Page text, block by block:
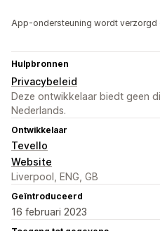
App-ondersteuning wordt verzorgd
Hulpbronnen
Privacybeleid
Deze ontwikkelaar biedt geen
Nederlands.
Ontwikkelaar
Tevello
Website
Liverpool, ENG, GB
Geïntroduceerd
16 februari 2023